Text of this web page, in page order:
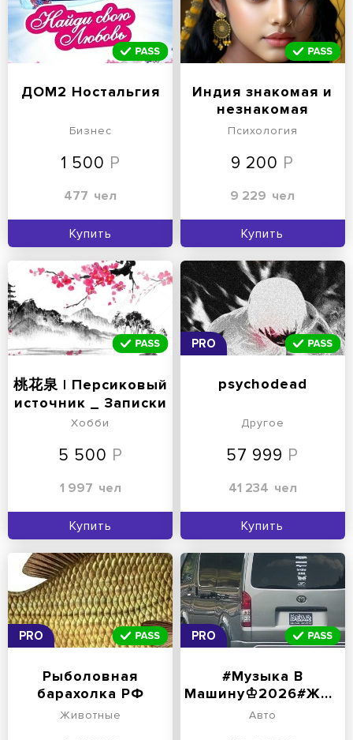
ДОМ2 Ностальгия
Бизнес
1 500
477 чел
Купить
Индия знакомая и
незнакомая
Психология
9 200
9 229 чел
Купить
桃花泉 | Персиковый
источник _ Записки
о Китае | 桃花
Хобби
5 500
1 997 чел
Купить
PRO
psychodead
Другое
57 999
41 234 чел
Купить
PRO
Рыболовная
барахолка РФ
Животные
PRO
#Музыка В
Машину♔2026#ЖивитеГромко
Авто